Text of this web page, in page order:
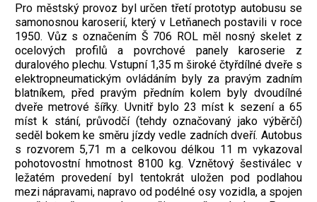
Pro městský provoz byl určen třetí prototyp autobusu se
samonosnou karoserií, který v Letňanech postavili v roce
1950. Vůz s označením Š 706 ROL měl nosný skelet z
ocelových profilů a povrchové panely karoserie z
duralového plechu. Vstupní 1,35 m široké čtyřdílné dveře s
elektropneumatickým ovládáním byly za pravým zadním
blatníkem, před pravým předním kolem byly dvoudílné
dveře metrové šířky. Uvnitř bylo 23 míst k sezení a 65
míst k stání, průvodčí (tehdy označovaný jako výběrčí)
seděl bokem ke směru jízdy vedle zadních dveří. Autobus
s rozvorem 5,71 m a celkovou délkou 11 m vykazoval
pohotovostní hmotnost 8100 kg. Vznětový šestiválec v
ležatém provedení byl tentokrát uložen pod podlahou
mezi nápravami, napravo od podélné osy vozidla, a spojen